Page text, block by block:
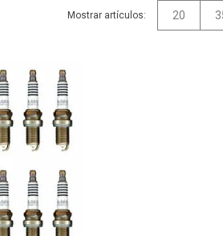
Mostrar artículos: 20